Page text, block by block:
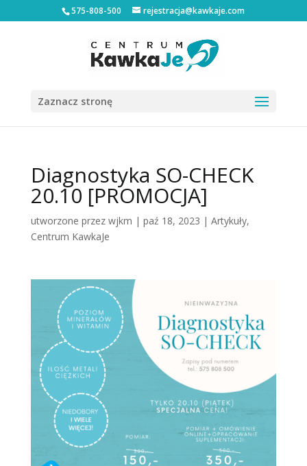
575-808-500 rejestracja@kawkaje.com
Zaznacz stronę
Diagnostyka SO-CHECK
20.10 [PROMOCJA]
utworzone przez wjkm | paź 18, 2023 | Artykuły,
Centrum KawkaJe